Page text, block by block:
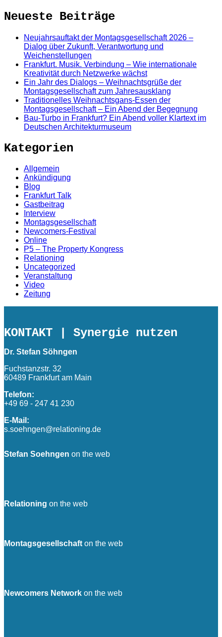
Neueste Beiträge
Neujahrsauftakt der Montagsgesellschaft 2026 –
Dialog über Zukunft, Verantwortung und
Weichenstellungen
Frankfurt. Musik. Verbindung – Wie internationale
Kreativität durch Netzwerke wächst
Ein Jahr des Dialogs – Weihnachtsgrüße der
Montagsgesellschaft zum Jahresausklang
Traditionelles Weihnachtsgans-Essen der
Montagsgesellschaft – Ein Abend der Begegnung
Bau-Turbo in Frankfurt? Ein Abend voller Klartext im
Deutschen Architekturmuseum
Kategorien
Allgemein
Ankündigung
Blog
Frankfurt Talk
Gastbeitrag
Interview
Montagsgesellschaft
Newcomers-Festival
Online
P5 – The Property Kongress
Relationing
Uncategorized
Veranstaltung
Video
Zeitung
KONTAKT | Synergie nutzen
Dr. Stefan Söhngen
Fuchstanzstr. 32
60489 Frankfurt am Main
Telefon:
+49 69 - 247 41 230
E-Mail:
s.soehngen@relationing.de
Stefan Soehngen on the web
Relationing on the web
Montagsgesellschafton the web
Newcomers Network on the web